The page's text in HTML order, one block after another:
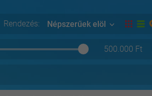
Rendezés: Népszerűek elöl
500.000 Ft